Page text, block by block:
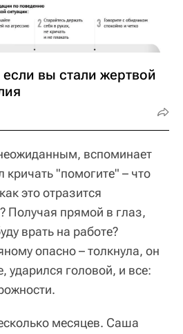
если вы стали жертвой
вспоминает
кричать "помогите" – что
это отразится
Получая прямой в глаз,
врать на работе?
опасно – толкнула, он
ударился головой, и все:
месяцев. Саша